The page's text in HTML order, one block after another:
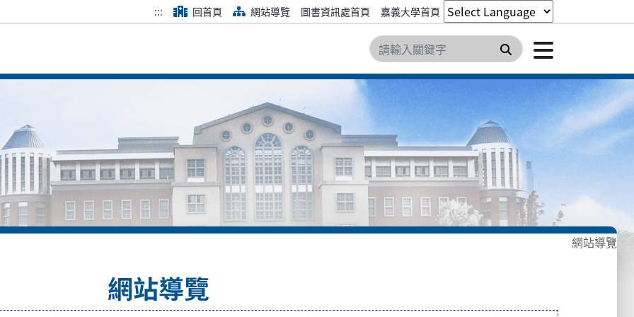
::: 回首頁 網站導覽 圖書資訊處首頁 嘉義大學首頁
搜尋 點擊開
網站導覽
網站導覽